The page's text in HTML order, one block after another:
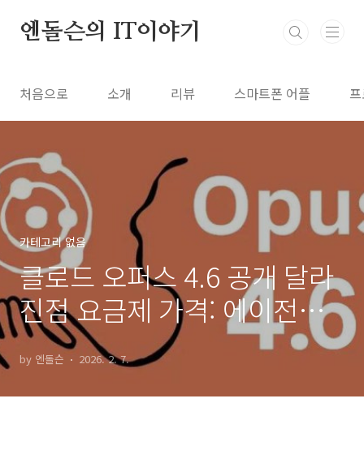
엔돌슨의 IT이야기
처음으로 소개 리뷰 스마트폰 어플
카테고리 없음
클로드 오퍼스 4.6 공개 달라
진점 요금제 가격: 에이전트
작업·코딩 성능을 한 번에 끌
어올린 Anthropic의 최신 플
래그십
by 엔돌슨 2026. 2. 7.